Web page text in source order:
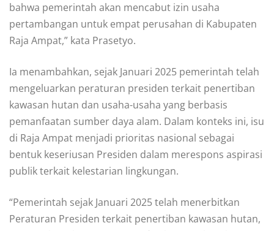
bahwa pemerintah akan mencabut izin usaha
pertambangan untuk empat perusahan di Kabupaten
Raja Ampat,” kata Prasetyo.
Ia menambahkan, sejak Januari 2025 pemerintah telah
mengeluarkan peraturan presiden terkait penertiban
kawasan hutan dan usaha-usaha yang berbasis
pemanfaatan sumber daya alam. Dalam konteks ini, isu
di Raja Ampat menjadi prioritas nasional sebagai
bentuk keseriusan Presiden dalam merespons aspirasi
publik terkait kelestarian lingkungan.
“Pemerintah sejak Januari 2025 telah menerbitkan
Peraturan Presiden terkait penertiban kawasan hutan,